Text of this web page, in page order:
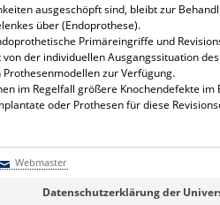
ausgeschöpft sind, bleibt zur
über (Endoprothese).
Primäreingriffe und
der individuellen Ausgangssituation
zur Verfügung.
im Regelfall größere Knochendefekte
oder Prothesen für diese
Webmaster
Datenschutzerklärung der